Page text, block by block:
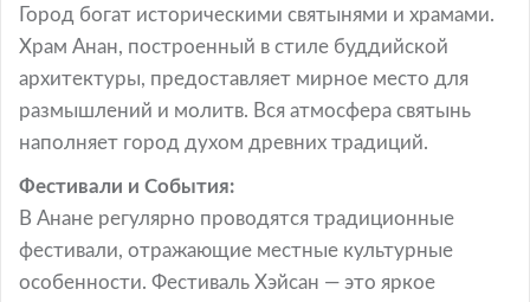
Город богат историческими святынями и храмами.
Храм Анан, построенный в стиле буддийской
архитектуры, предоставляет мирное место для
размышлений и молитв. Вся атмосфера святынь
наполняет город духом древних традиций.
Фестивали и События:
В Анане регулярно проводятся традиционные
фестивали, отражающие местные культурные
особенности. Фестиваль Хэйсан — это яркое